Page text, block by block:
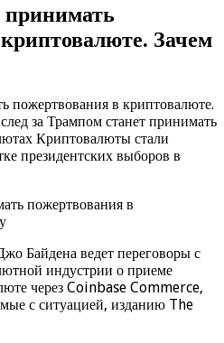
принимать
Зачем
пожертвования в криптовалюте.
за Трампом станет принимать
Криптовалюты стали
президентских выборов в
Байдена ведет переговоры с
индустрии о приеме
через Coinbase Commerce,
с ситуацией, изданию The